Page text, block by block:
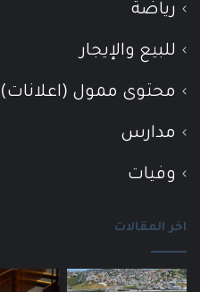
رياضة
للبيع والإيجار
محتوى ممول (اعلانات)
مدارس
وفيات
اخر المقالات